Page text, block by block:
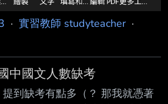
· 實習教師 studyteacher·
中國文人數缺考
到缺考有點多（？ 那我就憑著